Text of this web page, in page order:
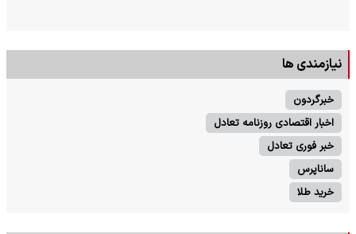
نیازمندی ها
خبرگردون
اخبار اقتصادی روزنامه تعادل
خبر فوری تعادل
ساناپرس
خرید طلا